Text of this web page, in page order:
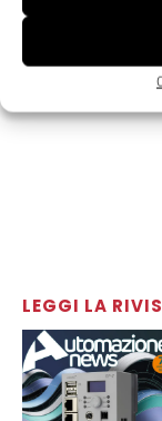
LEGGI LA